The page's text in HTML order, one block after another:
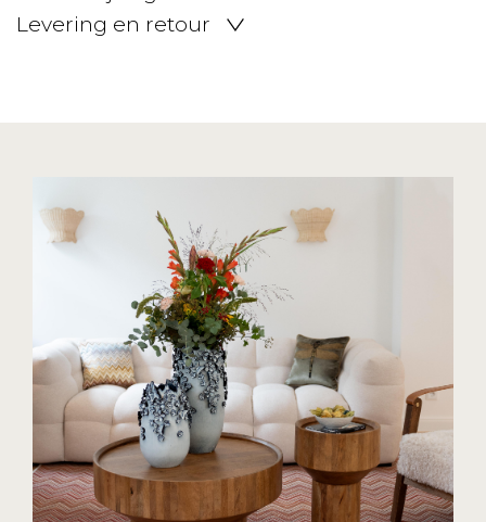
Levering en retour